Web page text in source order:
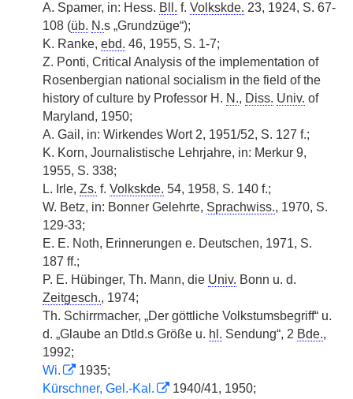
A. Spamer, in: Hess. Bll. f. Volkskde. 23, 1924, S. 67-
108 (üb. N.s „Grundzüge“);
K. Ranke, ebd. 46, 1955, S. 1-7;
Z. Ponti, Critical Analysis of the implementation of
Rosenbergian national socialism in the field of the
history of culture by Professor H. N., Diss. Univ. of
Maryland, 1950;
A. Gail, in: Wirkendes Wort 2, 1951/52, S. 127 f.;
K. Korn, Journalistische Lehrjahre, in: Merkur 9,
1955, S. 338;
L. Irle, Zs. f. Volkskde. 54, 1958, S. 140 f.;
W. Betz, in: Bonner Gelehrte, Sprachwiss., 1970, S.
129-33;
E. E. Noth, Erinnerungen e. Deutschen, 1971, S.
187 ff.;
P. E. Hübinger, Th. Mann, die Univ. Bonn u. d.
Zeitgesch., 1974;
Th. Schirrmacher, „Der göttliche Volkstumsbegriff“ u.
d. „Glaube an Dtld.s Größe u. hl. Sendung“, 2 Bde.,
1992;
Wi.
1935;
Kürschner, Gel.-Kal.
1940/41, 1950;